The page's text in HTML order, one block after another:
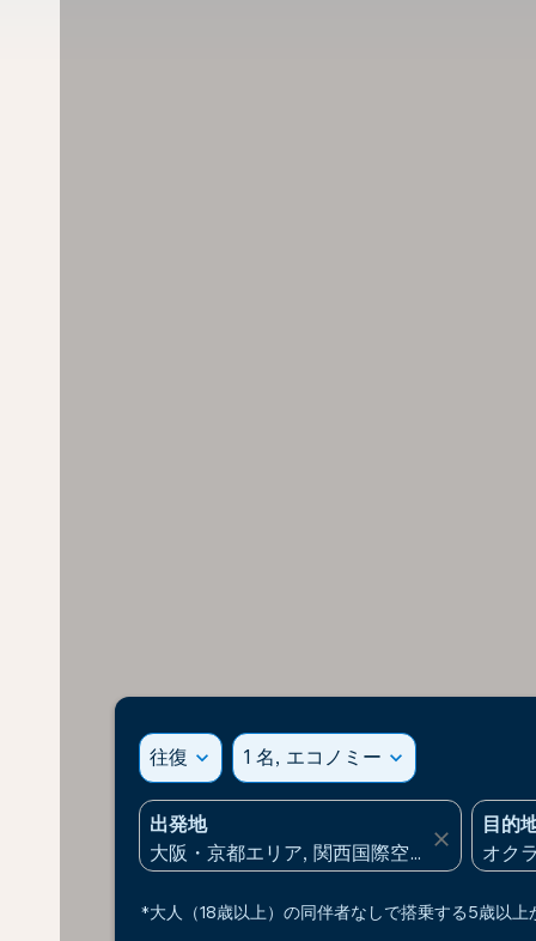
往復 expand_more 1 名, エコノミー expand_more
出発地
close
目的
*大人（18歳以上）の同伴者なしで搭乗する5歳以